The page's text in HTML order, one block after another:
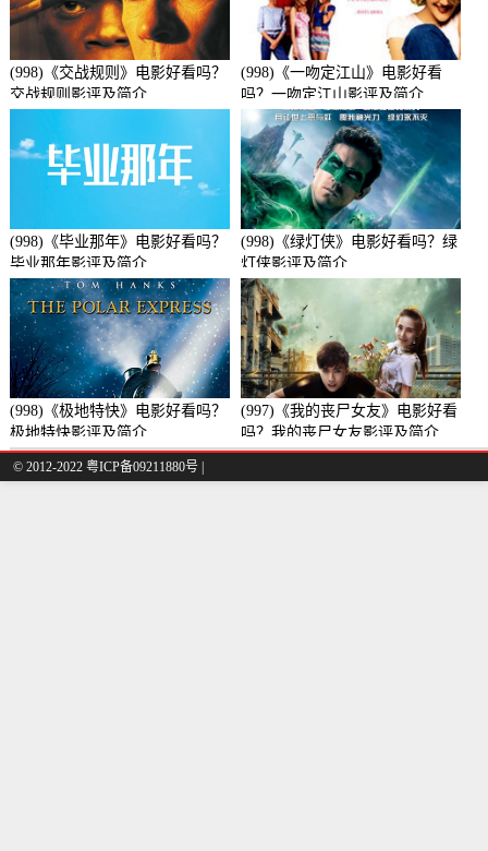
(998)《交战规则》电影好看吗？
交战规则影评及简介
(998)《一吻定江山》电影好看
吗？一吻定江山影评及简介
(998)《毕业那年》电影好看吗？
毕业那年影评及简介
(998)《绿灯侠》电影好看吗？绿
灯侠影评及简介
(998)《极地特快》电影好看吗？
极地特快影评及简介
(997)《我的丧尸女友》电影好看
吗？我的丧尸女友影评及简介
© 2012-2022 粤ICP备09211880号 |